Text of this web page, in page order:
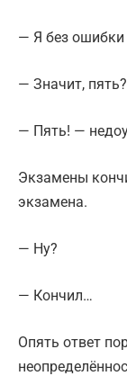
— Я без ошибки
— Значит, пять?
— Пять! —
Экзамены
экзамена.
— Ну?
— Кончил…
Опять ответ